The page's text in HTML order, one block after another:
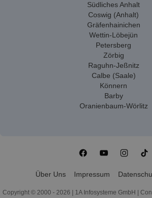
Südliches Anhalt
Coswig (Anhalt)
Gräfenhainichen
Wettin-Löbejün
Petersberg
Zörbig
Raguhn-Jeßnitz
Calbe (Saale)
Könnern
Barby
Oranienbaum-Wörlitz
Über Uns Impressum
Copyright © 2000 - 2026 | 1A Infosysteme GmbH |